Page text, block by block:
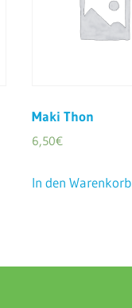
Maki Thon
6,50€
In den Warenkorb